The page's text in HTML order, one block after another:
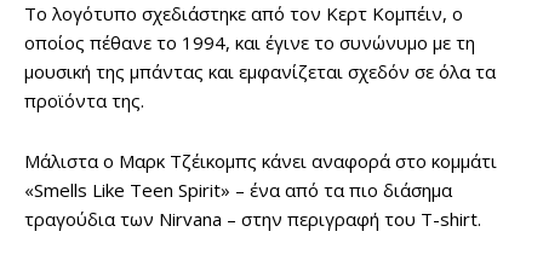
Το λογότυπο σχεδιάστηκε από τον Κερτ Κομπέιν, ο
οποίος πέθανε το 1994, και έγινε το συνώνυμο με τη
μουσική της μπάντας και εμφανίζεται σχεδόν σε όλα τα
προϊόντα της.
Μάλιστα ο Μαρκ Τζέικομπς κάνει αναφορά στο κομμάτι
«Smells Like Teen Spirit» – ένα από τα πιο διάσημα
τραγούδια των Nirvana – στην περιγραφή του T-shirt.